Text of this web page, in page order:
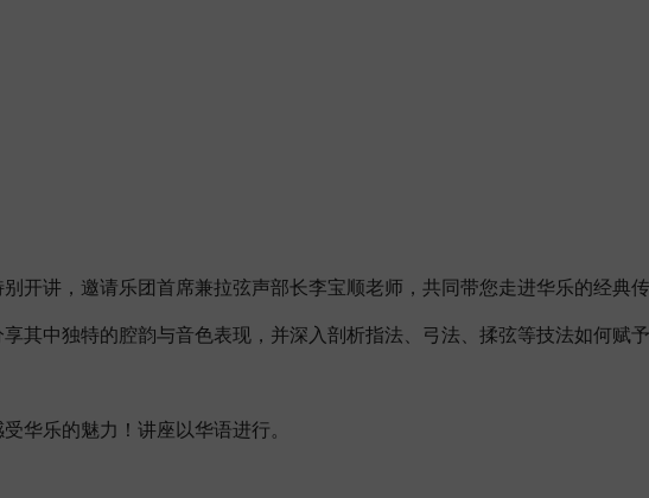
讲，邀请乐团首席兼拉弦声部长李宝顺老师，共同带您走进华乐的经典传
中独特的腔韵与音色表现，并深入剖析指法、弓法、揉弦等技法如何赋予
华乐的魅力！讲座以华语进行。